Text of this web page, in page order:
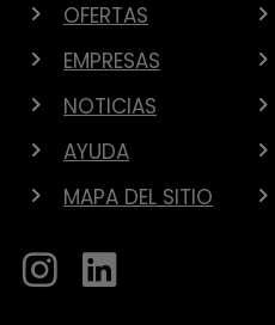
OFERTAS
EMPRESAS
NOTICIAS
AYUDA
MAPA DEL SITIO